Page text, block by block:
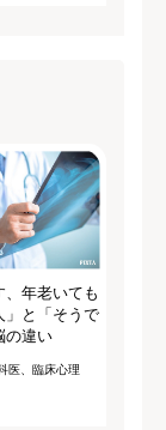
、年老いても
」と「そうで
の違い
医、臨床心理